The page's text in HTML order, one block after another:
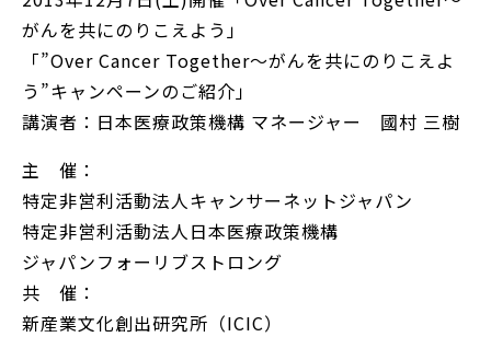
がんを共にのりこえよう」
「”Over Cancer Together～がんを共にのりこえよ
う”キャンペーンのご紹介」
講演者：日本医療政策機構 マネージャー 國村 三樹
主 催：
特定非営利活動法人キャンサーネットジャパン
特定非営利活動法人日本医療政策機構
ジャパンフォーリブストロング
共 催：
新産業文化創出研究所（ICIC）